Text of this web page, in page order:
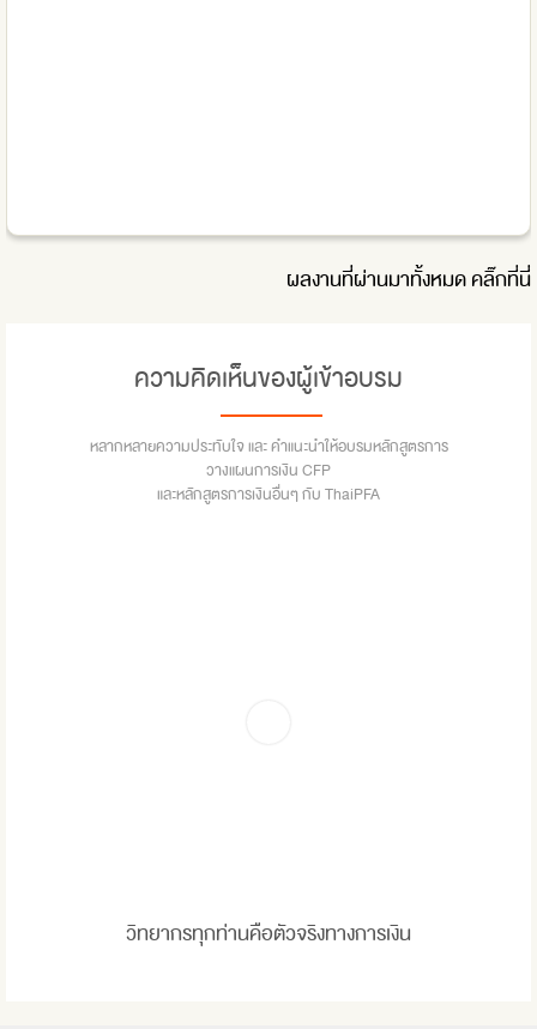
ผลงานที่ผ่านมาทั้งหมดคลิ๊กที่นี่
ความคิดเห็นของผู้เข้าอบรม
หลากหลายความประทับใจ และ คำแนะนำให้อบรมหลักสูตรการ
วางแผนการเงิน CFP
และหลักสูตรการเงินอื่นๆ กับ ThaiPFA
วิทยากรทุกท่านคือตัวจริงทางการเงิน